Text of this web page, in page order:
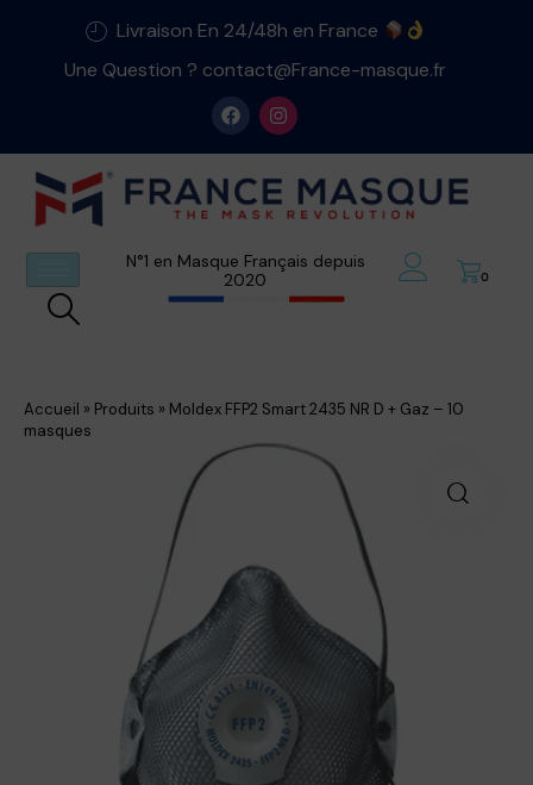
Livraison En 24/48h en France
Une Question ? contact@France-masque.fr
N°1 en Masque Français depuis
2020
0
Accueil » Produits » Moldex FFP2 Smart 2435 NR D + Gaz – 10
masques